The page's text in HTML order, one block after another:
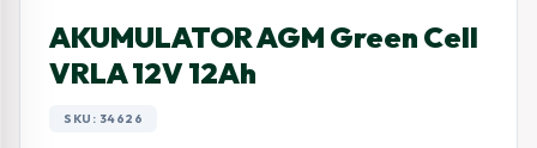
AKUMULATOR AGM Green Cell
VRLA 12V 12Ah
SKU: 34626